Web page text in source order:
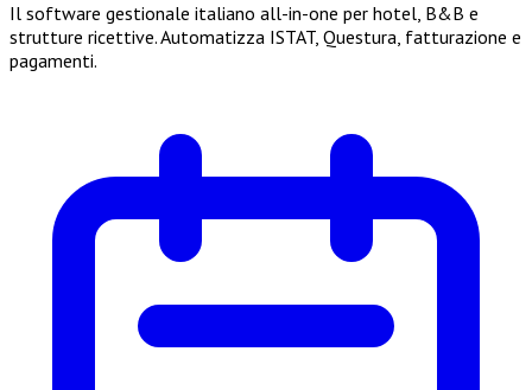
Il software gestionale italiano all-in-one per hotel, B&B e
strutture ricettive. Automatizza ISTAT, Questura, fatturazione e
pagamenti.